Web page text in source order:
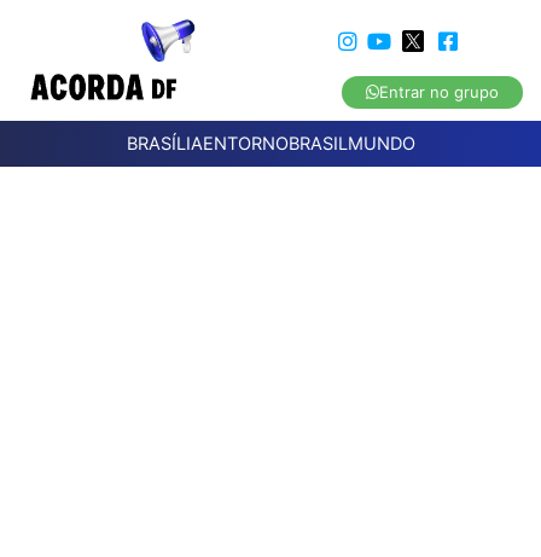
Entrar no grupo
BRASÍLIAENTORNOBRASILMUNDO